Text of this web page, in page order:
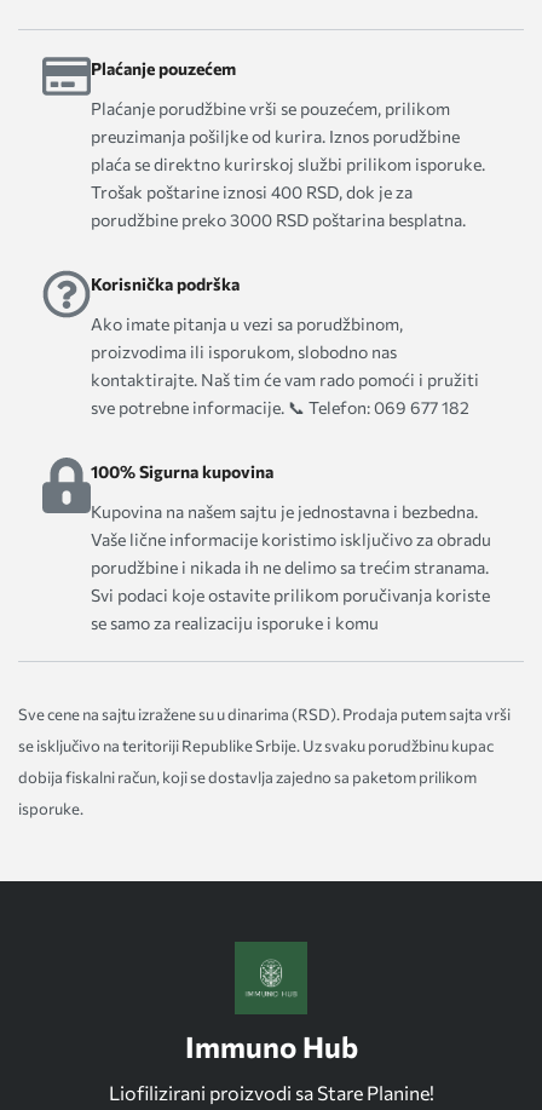
Plaćanje pouzećem
Plaćanje porudžbine vrši se pouzećem, prilikom
preuzimanja pošiljke od kurira. Iznos porudžbine
plaća se direktno kurirskoj službi prilikom isporuke.
Trošak poštarine iznosi 400 RSD, dok je za
porudžbine preko 3000 RSD poštarina besplatna.
Korisnička podrška
Ako imate pitanja u vezi sa porudžbinom,
proizvodima ili isporukom, slobodno nas
kontaktirajte. Naš tim će vam rado pomoći i pružiti
sve potrebne informacije. 📞 Telefon: 069 677 182
100% Sigurna kupovina
Kupovina na našem sajtu je jednostavna i bezbedna.
Vaše lične informacije koristimo isključivo za obradu
porudžbine i nikada ih ne delimo sa trećim stranama.
Svi podaci koje ostavite prilikom poručivanja koriste
se samo za realizaciju isporuke i komu
Sve cene na sajtu izražene su u dinarima (RSD). Prodaja putem sajta vrši
se isključivo na teritoriji Republike Srbije. Uz svaku porudžbinu kupac
dobija fiskalni račun, koji se dostavlja zajedno sa paketom prilikom
isporuke.
Immuno Hub
Liofilizirani proizvodi sa Stare Planine!